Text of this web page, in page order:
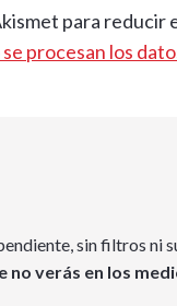
para reducir
procesan los
sin filtros ni
no verás en los